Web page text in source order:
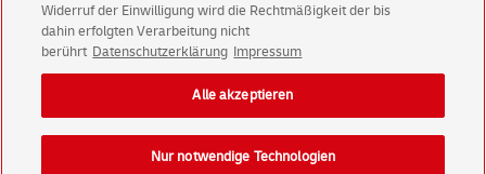
© Mon Aug 10 14:45:31 CEST 2026 Deutsche Post AG
Datenschutz
Widerruf der Einwilligung wird die Rechtmäßigkeit der bis
dahin erfolgten Verarbeitung nicht
berührt Datenschutzerklärung Impressum
Nur notwendige Technologien
Alle akzeptieren